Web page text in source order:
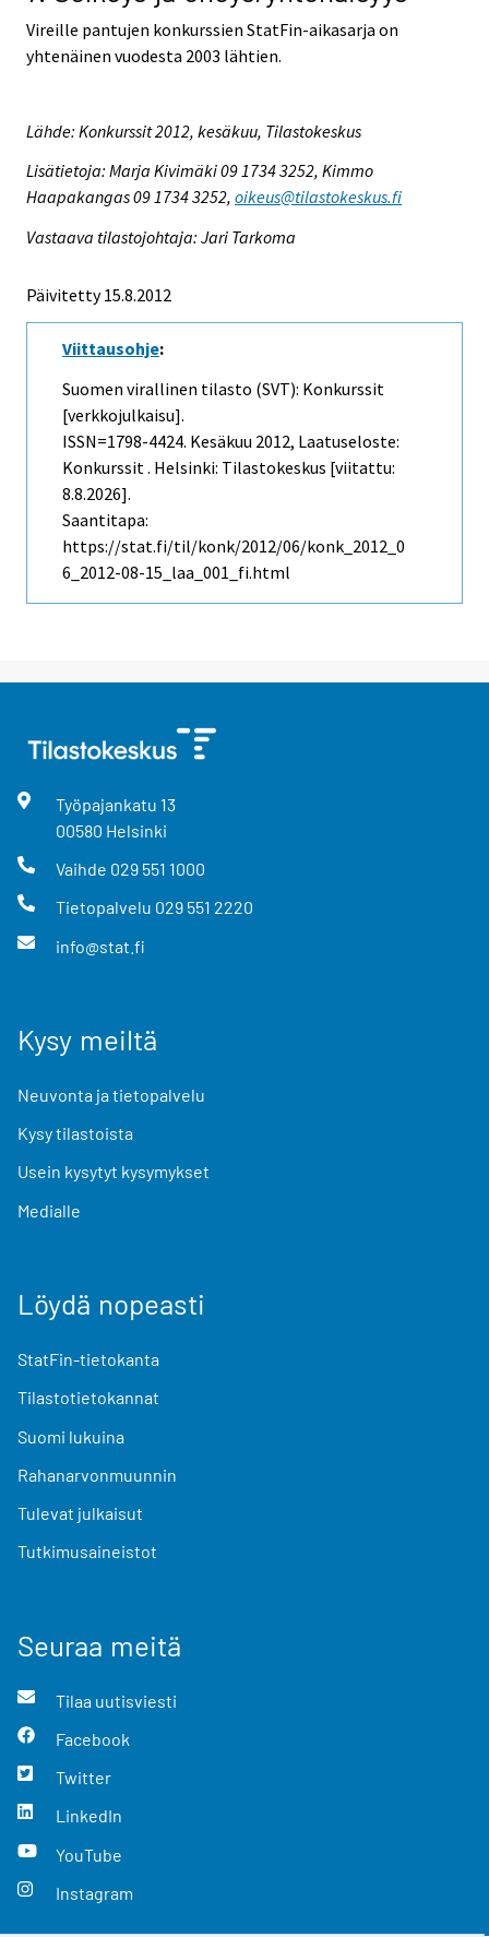
Vireille pantujen konkurssien StatFin-aikasarja on
yhtenäinen vuodesta 2003 lähtien.
Lähde: Konkurssit 2012, kesäkuu, Tilastokeskus
Lisätietoja: Marja Kivimäki 09 1734 3252, Kimmo
Haapakangas 09 1734 3252, oikeus@tilastokeskus.fi
Vastaava tilastojohtaja: Jari Tarkoma
Päivitetty 15.8.2012
Viittausohje:
Suomen virallinen tilasto (SVT): Konkurssit
[verkkojulkaisu].
ISSN=1798-4424. Kesäkuu 2012, Laatuseloste:
Konkurssit . Helsinki: Tilastokeskus [viitattu:
8.8.2026].
Saantitapa:
https://stat.fi/til/konk/2012/06/konk_2012_0
6_2012-08-15_laa_001_fi.html
Työpajankatu 13
00580 Helsinki
Vaihde 029 551 1000
Tietopalvelu 029 551 2220
info@stat.fi
Kysy meiltä
Neuvonta ja tietopalvelu
Kysy tilastoista
Usein kysytyt kysymykset
Medialle
Löydä nopeasti
StatFin-tietokanta
Tilastotietokannat
Suomi lukuina
Rahanarvonmuunnin
Tulevat julkaisut
Tutkimusaineistot
Seuraa meitä
Tilaa uutisviesti
Facebook
Twitter
LinkedIn
YouTube
Instagram